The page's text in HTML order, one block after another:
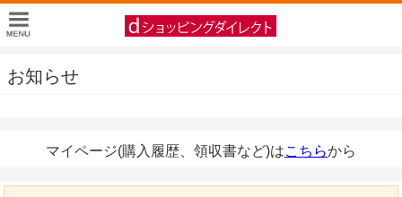
お知らせ
マイページ(購入履歴、領収書など)はこちらから